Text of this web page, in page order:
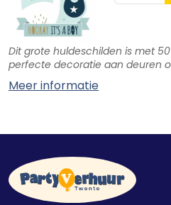
Dit grote huldeschilden is met
perfecte decoratie aan deuren
Meer informatie